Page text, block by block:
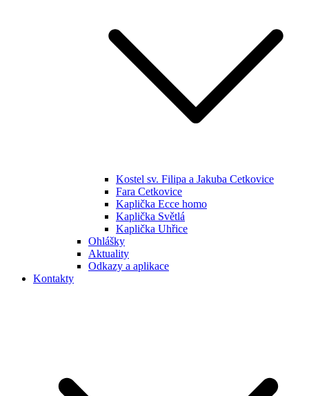
Kostel sv. Filipa a Jakuba Cetkovice
Fara Cetkovice
Kaplička Ecce homo
Kaplička Světlá
Kaplička Uhřice
Ohlášky
Aktuality
Odkazy a aplikace
Kontakty